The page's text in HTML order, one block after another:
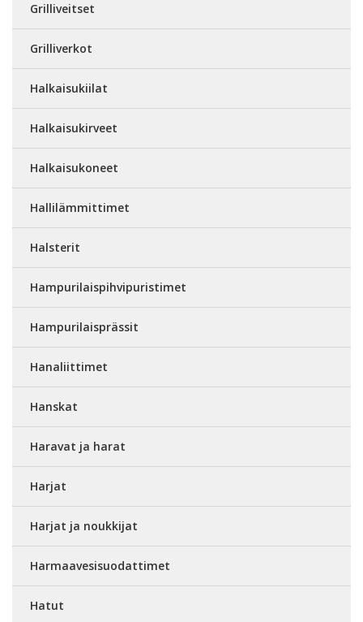
Grilliveitset
Grilliverkot
Halkaisukiilat
Halkaisukirveet
Halkaisukoneet
Hallilämmittimet
Halsterit
Hampurilaispihvipuristimet
Hampurilaisprässit
Hanaliittimet
Hanskat
Haravat ja harat
Harjat
Harjat ja noukkijat
Harmaavesisuodattimet
Hatut